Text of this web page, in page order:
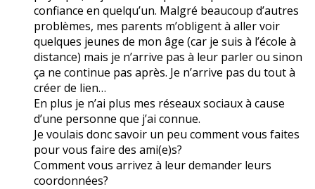
confiance en quelqu’un. Malgré beaucoup d’autres
problèmes, mes parents m’obligent à aller voir
quelques jeunes de mon âge (car je suis à l’école à
distance) mais je n’arrive pas à leur parler ou sinon
ça ne continue pas après. Je n’arrive pas du tout à
créer de lien…
En plus je n’ai plus mes réseaux sociaux à cause
d’une personne que j’ai connue.
Je voulais donc savoir un peu comment vous faites
pour vous faire des ami(e)s?
Comment vous arrivez à leur demander leurs
coordonnées?